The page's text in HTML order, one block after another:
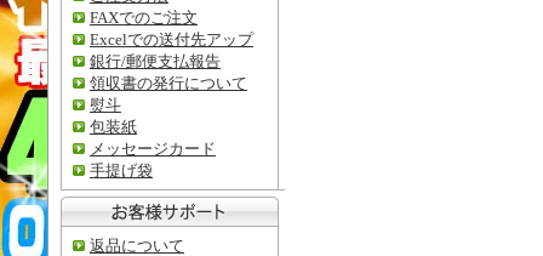
FAXでのご注文
Excelでの送付先アップ
銀行/郵便支払報告
領収書の発行について
熨斗
包装紙
メッセージカード
手提げ袋
返品について